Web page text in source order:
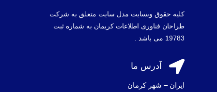
کلیه حقوق وبسایت مدل سایت متعلق به شرکت
طراحان فناوری اطلاعات کریمان به شماره ثبت
19783 می باشد .
 آدرس ما
ایران – شهر کرمان